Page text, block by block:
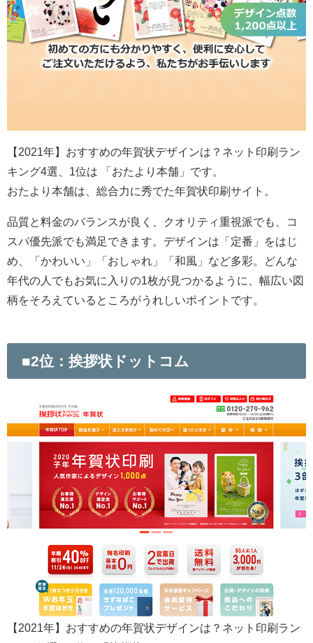
【2021年】おすすめの年賀状デザインは？ネット印刷ラン
キング4選、1位は 「おたより本舗」です。
おたより本舗は、総合力に秀でた年賀状印刷サイト。
品質と料金のバランスが良く、クオリティ重視派でも、コ
スパ優先派でも満足できます。デザインは「定番」をはじ
め、「かわいい」「おしゃれ」「和風」など多彩。どんな
年代の人でもお気に入りの1枚が見つかるように、幅広い図
柄をそろえているところがうれしいポイントです。
■2位：挨拶状ドットコム
【2021年】おすすめの年賀状デザインは？ネット印刷ラン